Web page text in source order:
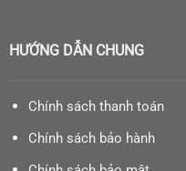
HƯỚNG DẪN CHUNG
Chính sách thanh toán
Chính sách bảo hành